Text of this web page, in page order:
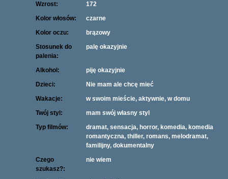
Wzrost:
172
Kolor włosów:
czarne
Kolor oczu:
brązowy
Stosunek do
palenia:
palę okazyjnie
Alkohol:
piję okazyjnie
Dzieci:
Nie mam ale chcę mieć
Wakacje:
w swoim mieście, aktywnie, w domu
Twój styl:
mam swój własny styl
Typ filmów:
dramat, sensacja, horror, komedia, komedia
romantyczna, thiller, romans, melodramat,
familijny, dokumentalny
Czego
szukasz?:
nie wiem